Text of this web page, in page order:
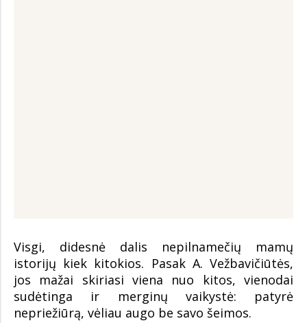
Visgi, didesnė dalis nepilnamečių mamų
istorijų kiek kitokios. Pasak A. Vežbavičiūtės,
jos mažai skiriasi viena nuo kitos, vienodai
sudėtinga ir merginų vaikystė: patyrė
nepriežiūrą, vėliau augo be savo šeimos.